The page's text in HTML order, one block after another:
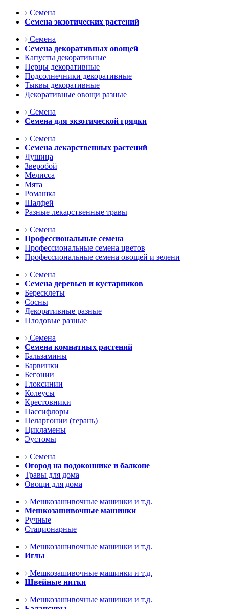
Семена
Семена экзотических растений
Семена
Семена декоративных овощей
Капусты декоративные
Перцы декоративные
Подсолнечники декоративные
Тыквы декоративные
Декоративные овощи разные
Семена
Семена для экзотической грядки
Семена
Семена лекарственных растений
Душица
Зверобой
Мелисса
Мята
Ромашка
Шалфей
Разные лекарственные травы
Семена
Профессиональные семена
Профессиональные семена цветов
Профессиональные семена овощей и зелени
Семена
Семена деревьев и кустарников
Бересклеты
Сосны
Декоративные разные
Плодовые разные
Семена
Семена комнатных растений
Бальзамины
Барвинки
Бегонии
Глоксинии
Колеусы
Крестовники
Пассифлоры
Пеларгонии (герань)
Цикламены
Эустомы
Семена
Огород на подоконнике и балконе
Травы для дома
Овощи для дома
Мешкозашивочные машинки и т.д.
Мешкозашивочные машинки
Ручные
Стационарные
Мешкозашивочные машинки и т.д.
Иглы
Мешкозашивочные машинки и т.д.
Швейные нитки
Мешкозашивочные машинки и т.д.